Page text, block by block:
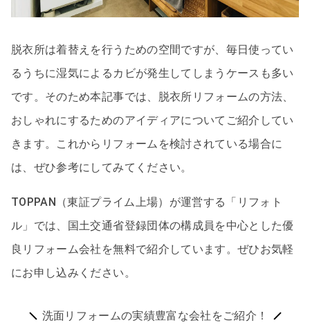
脱衣所は着替えを行うための空間ですが、毎日使ってい
るうちに湿気によるカビが発生してしまうケースも多い
です。そのため本記事では、脱衣所リフォームの方法、
おしゃれにするためのアイディアについてご紹介してい
きます。これからリフォームを検討されている場合に
は、ぜひ参考にしてみてください。
TOPPAN（東証プライム上場）が運営する「リフォト
ル」では、国土交通省登録団体の構成員を中心とした優
良リフォーム会社を無料で紹介しています。ぜひお気軽
にお申し込みください。
洗面リフォームの実績豊富な会社をご紹介！